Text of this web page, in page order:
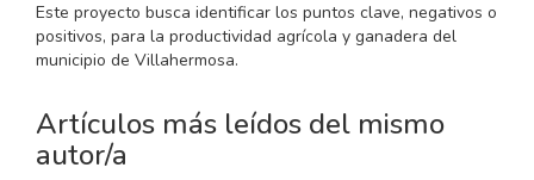
Este proyecto busca identificar los puntos clave, negativos o
positivos, para la productividad agrícola y ganadera del
municipio de Villahermosa.
Artículos más leídos del mismo
autor/a